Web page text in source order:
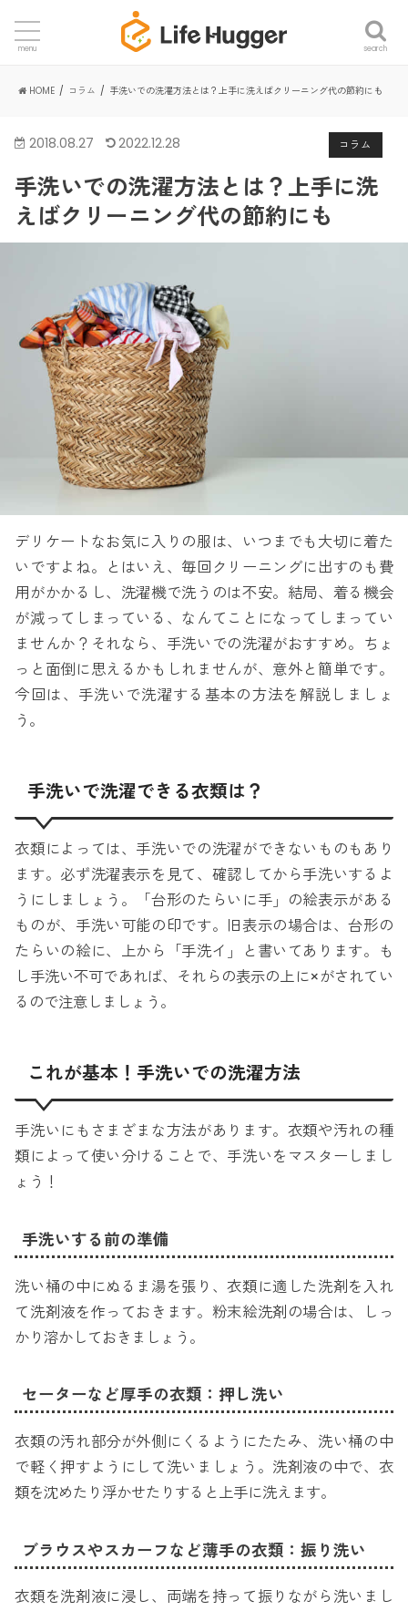
search
menu
HOME コラム 手洗いでの洗濯方法とは？上手に洗えばクリーニング代の節約にも
コラム
2018.08.27 2022.12.28
手洗いでの洗濯方法とは？上手に洗
えばクリーニング代の節約にも
デリケートなお気に入りの服は、いつまでも大切に着た
いですよね。とはいえ、毎回クリーニングに出すのも費
用がかかるし、洗濯機で洗うのは不安。結局、着る機会
が減ってしまっている、なんてことになってしまってい
ませんか？それなら、手洗いでの洗濯がおすすめ。ちょ
っと面倒に思えるかもしれませんが、意外と簡単です。
今回は、手洗いで洗濯する基本の方法を解説しましょ
う。
手洗いで洗濯できる衣類は？
衣類によっては、手洗いでの洗濯ができないものもあり
ます。必ず洗濯表示を見て、確認してから手洗いするよ
うにしましょう。「台形のたらいに手」の絵表示がある
ものが、手洗い可能の印です。旧表示の場合は、台形の
たらいの絵に、上から「手洗イ」と書いてあります。も
し手洗い不可であれば、それらの表示の上に×がされてい
るので注意しましょう。
これが基本！手洗いでの洗濯方法
手洗いにもさまざまな方法があります。衣類や汚れの種
類によって使い分けることで、手洗いをマスターしまし
ょう！
手洗いする前の準備
洗い桶の中にぬるま湯を張り、衣類に適した洗剤を入れ
て洗剤液を作っておきます。粉末絵洗剤の場合は、しっ
かり溶かしておきましょう。
セーターなど厚手の衣類：押し洗い
衣類の汚れ部分が外側にくるようにたたみ、洗い桶の中
で軽く押すようにして洗いましょう。洗剤液の中で、衣
類を沈めたり浮かせたりすると上手に洗えます。
ブラウスやスカーフなど薄手の衣類：振り洗い
衣類を洗剤液に浸し、両端を持って振りながら洗いまし